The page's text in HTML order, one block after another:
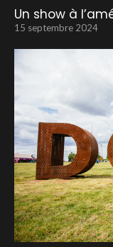
Un show à
15 septembre 2024